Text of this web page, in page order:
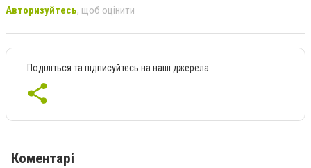
Авторизуйтесь, щоб оцінити
Поділіться та підписуйтесь на наші джерела
Коментарі